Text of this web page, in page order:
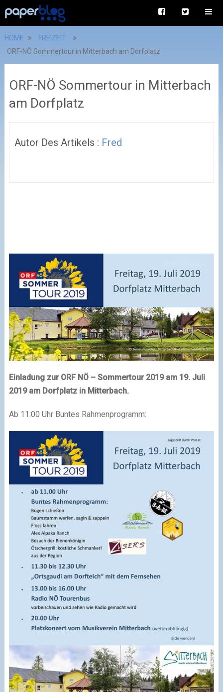
HOME
FREIZEIT
ORF-NÖ Sommertour in Mitterbach am Dorfplatz
ORF-NÖ Sommertour in Mitterbach
am Dorfplatz
Autor Des Artikels : Fred
Einladung zur ORF NÖ – Sommertour 2019 am 19. Juli
2019 am Dorfplatz in Mitterbach.
Ab 11:00 Uhr Buntes Rahmenprogramm: